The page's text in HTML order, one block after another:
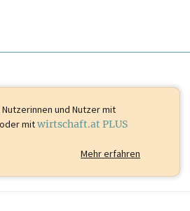
und Nutzer mit
oder mitwirtschaft.at PLUS
Mehr erfahren